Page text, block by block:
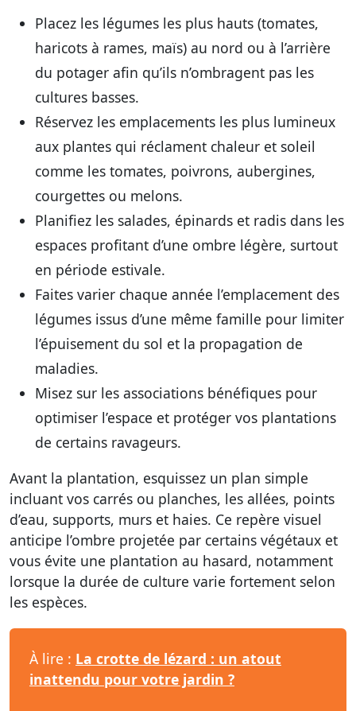
Placez les légumes les plus hauts (tomates,
haricots à rames, maïs) au nord ou à l’arrière
du potager afin qu’ils n’ombragent pas les
cultures basses.
Réservez les emplacements les plus lumineux
aux plantes qui réclament chaleur et soleil
comme les tomates, poivrons, aubergines,
courgettes ou melons.
Planifiez les salades, épinards et radis dans les
espaces profitant d’une ombre légère, surtout
en période estivale.
Faites varier chaque année l’emplacement des
légumes issus d’une même famille pour limiter
l’épuisement du sol et la propagation de
maladies.
Misez sur les associations bénéfiques pour
optimiser l’espace et protéger vos plantations
de certains ravageurs.
Avant la plantation, esquissez un plan simple
incluant vos carrés ou planches, les allées, points
d’eau, supports, murs et haies. Ce repère visuel
anticipe l’ombre projetée par certains végétaux et
vous évite une plantation au hasard, notamment
lorsque la durée de culture varie fortement selon
les espèces.
À lire : La crotte de lézard : un atout
inattendu pour votre jardin ?